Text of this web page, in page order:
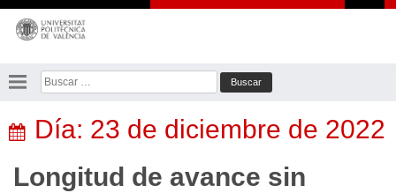
Saltar
contenido
Buscar:
Día: 23 de diciembre de 2022
Longitud de avance sin